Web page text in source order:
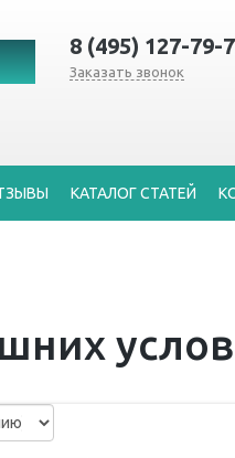
8 (495) 127-79-
Заказать звонок
КАТАЛОГ СТАТЕЙ